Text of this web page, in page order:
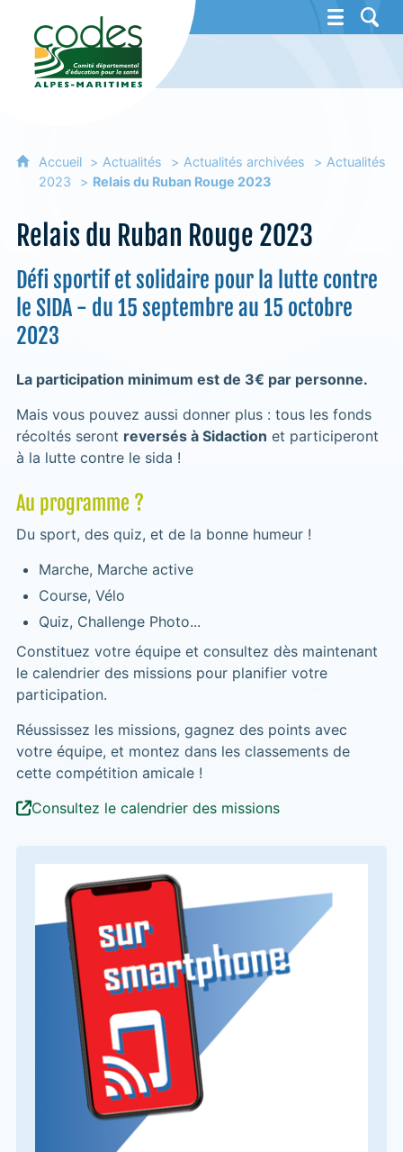
CoDES 06 - Comité départemental
Accueil Actualités Actualités archivées
Actualités
2023
Relais du Ruban Rouge 2023
Relais du Ruban Rouge 2023
Défi sportif et solidaire pour la lutte contre
le SIDA - du 15 septembre au 15 octobre
2023
La participation minimum est de 3€ par personne.
Mais vous pouvez aussi donner plus : tous les fonds
récoltés seront reversés à Sidaction et participeront
à la lutte contre le sida !
Au programme ?
Du sport, des quiz, et de la bonne humeur !
Marche, Marche active
Course, Vélo
Quiz, Challenge Photo...
Constituez votre équipe et consultez dès maintenant
le calendrier des missions pour planifier votre
participation.
Réussissez les missions, gagnez des points avec
votre équipe, et montez dans les classements de
cette compétition amicale !
Consultez le calendrier des missions